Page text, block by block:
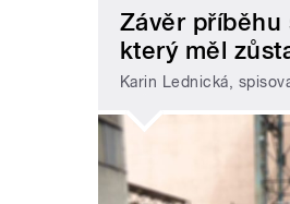
Závěr příběhu
který měl
Karin Lednická,